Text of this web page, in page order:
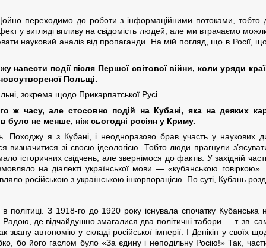
переходимо до роботи з інформаційними потоками, тобто до
у вигляді впливу на свідомість людей, але ми втрачаємо
науковий аналіз від пропаганди. На мій погляд, що в Росії,
події після Першої світової війни, коли уряди
Польщі.
зокрема щодо Прикарпатської Русі.
ж часу, але стосовно подій на Кубані, яка на деяких
було не менше, ніж сьогодні росіян у Криму.
я з Кубані, і неодноразово брав участь у наукових
визначитися зі своєю ідеологією. Тобто люди прагнули
історичних свідчень, але звернімося до фактів. У західній
на діалекті української мови — «кубанською
російською з українською інкорпорацією. По суті, Кубань
політиці. З 1918-го до 1920 року існувала спочатку Кубанська
де відчайдушно змагалися два політичні табори — т. зв.
звану автономію у складі російської імперії. І Денікін у
бо його гаслом було «За єдину і неподільну Росію!» Так,